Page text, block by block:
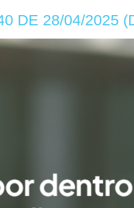
DE 28/04/2025